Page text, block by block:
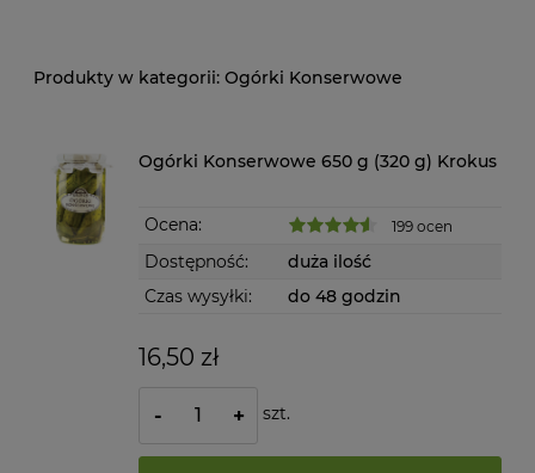
Ogórki Konserwowe
Ogórki Konserwowe 650 g (320 g) Krokus
Ocena: 199 ocen
Dostępność:
duża ilość
Czas wysyłki:
do 48 godzin
16,50 zł
- + szt.